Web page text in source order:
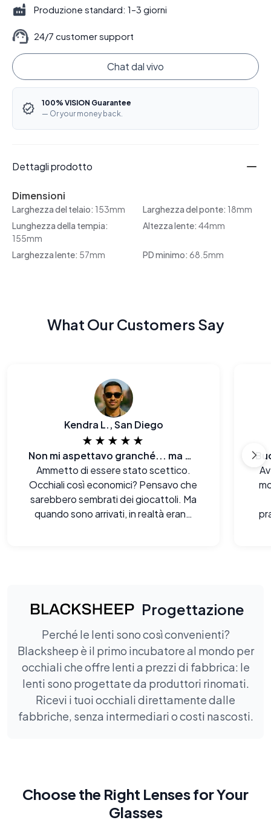
Produzione standard: 1–3 giorni
24/7 customer support
Chat dal vivo
100% VISION Guarantee
— Or your money back.
Dettagli prodotto
Dimensioni
Larghezza del telaio: 153mm Larghezza del ponte: 18mm
Lunghezza della tempia:
155mm
Altezza lente: 44mm
Larghezza lente: 57mm PD minimo: 68.5mm
What Our Customers Say
Kendra L., San Diego
★★★★★
Non mi aspettavo granché... ma wow.
Ammetto di essere stato scettico.
Occhiali così economici? Pensavo che
sarebbero sembrati dei giocattoli. Ma
quando sono arrivati, in realtà erano
Progettazione
Perché le lenti sono così convenienti?
Blacksheep è il primo incubatore al mondo per
occhiali che offre lenti a prezzi di fabbrica: le
lenti sono progettate da produttori rinomati.
Ricevi i tuoi occhiali direttamente dalle
fabbriche, senza intermediari o costi nascosti.
Choose the Right Lenses for Your
Glasses